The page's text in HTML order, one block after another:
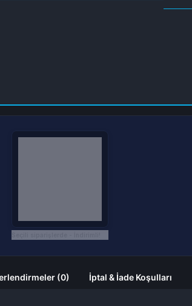
Değerlendirmeler (0) İptal & İade Koşulları